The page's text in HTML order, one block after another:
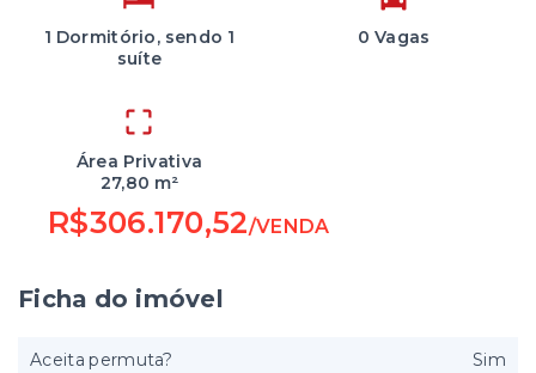
1 Dormitório, sendo 1
suíte
0 Vagas
Área Privativa
27,80 m²
R$306.170,52/VENDA
Ficha do imóvel
Aceita permuta? Sim